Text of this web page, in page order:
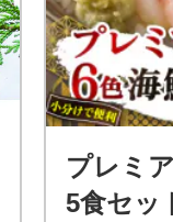
プレミ
5食セッ